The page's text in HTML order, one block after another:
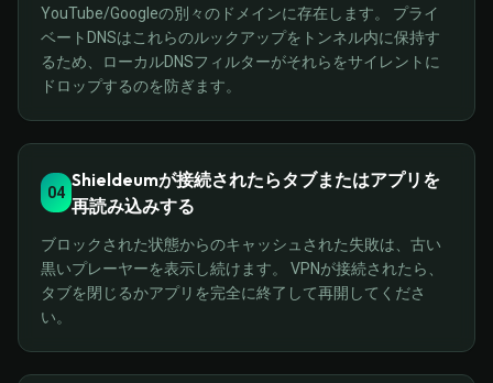
YouTube/Googleの別々のドメインに存在します。 プライ
ベートDNSはこれらのルックアップをトンネル内に保持す
るため、ローカルDNSフィルターがそれらをサイレントに
ドロップするのを防ぎます。
04
Shieldeumが接続されたらタブまたはアプリを
再読み込みする
ブロックされた状態からのキャッシュされた失敗は、古い
黒いプレーヤーを表示し続けます。 VPNが接続されたら、
タブを閉じるかアプリを完全に終了して再開してくださ
い。